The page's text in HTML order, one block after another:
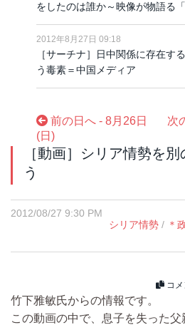
をしたのは誰か～映像が物語る
2012年8月27日 09:18
［サーチナ］日中関係に存在す
う毒素＝中国メディア
前の日へ - 8月26日
(日)
次
［動画］シリア情勢を
う
2012/08/27 9:30 PM
シリア情勢 / ＊
コ
竹下雅敏氏からの情報です。
この動画の中で、息子を失った